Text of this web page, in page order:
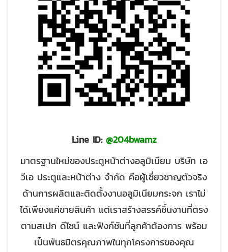
Line ID: @204bwamz
มาตรฐานใหม่ของประตูหน้าต่างอลูมิเนียม บริษัท เอ
วีเอ ประตูและหน้าต่าง จำกัด คือผู้เชี่ยวชาญตัวจริง
ด้านการผลิตและติดตั้งงานอลูมิเนียมกระจก เราไม่
ได้เพียงแค่ขายสินค้า แต่เราสร้างสรรค์ชิ้นงานที่ตรง
ตามสเปก ดีไซน์ และฟังก์ชันที่ลูกค้าต้องการ พร้อม
เป็นพันธมิตรคุณภาพในทุกโครงการของคุณ